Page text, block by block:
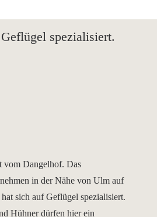
spezialisiert.
vom Dangelhof. Das
in der Nähe von Ulm auf
sich auf Geflügel spezialisiert.
Hühner dürfen hier ein